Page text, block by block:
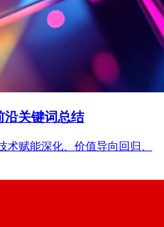
沿关键词总结
术赋能深化、价值导向回归、